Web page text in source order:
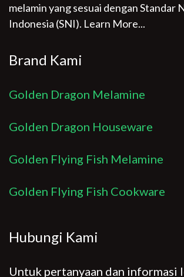
melamin yang sesuai dengan Standar
Indonesia (SNI). Learn More...
Brand Kami
Golden Dragon Melamine
Golden Dragon Houseware
Golden Flying Fish Melamine
Golden Flying Fish Cookware
Hubungi Kami
Untuk pertanyaan dan informasi